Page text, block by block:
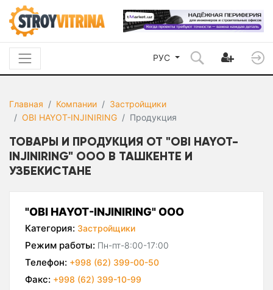
РУС
Главная Компании
Застройщики
OBI HAYOT-INJINIRING
Продукция
ТОВАРЫ И ПРОДУКЦИЯ ОТ "OBI HAYOT-
INJINIRING" ООО В ТАШКЕНТЕ И
УЗБЕКИСТАНЕ
"OBI HAYOT-INJINIRING" ООО
Категория: Застройщики
Режим работы: Пн-пт-8:00-17:00
Телефон: +998 (62) 399-00-50
Факс: +998 (62) 399-10-99